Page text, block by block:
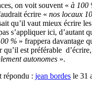
on voit souvent « à 100
écrire « nos locaux
qu’il vaut mieux écrire
s’appliquer ici, d’autant
% » frappera davantage
est préférable
autonomes ».
répondu : jean bordes le 31